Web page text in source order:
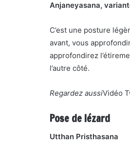
Anjaneyasana,
C’est une posture
avant, vous
approfondirez
l’autre côté.
Regardez aussiVidéo
Pose de lézard
Utthan Pristhasana